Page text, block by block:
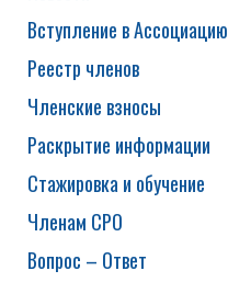
Вступление в Ассоциацию
Реестр членов
Членские взносы
Раскрытие информации
Стажировка и обучение
Членам СРО
Вопрос – Ответ